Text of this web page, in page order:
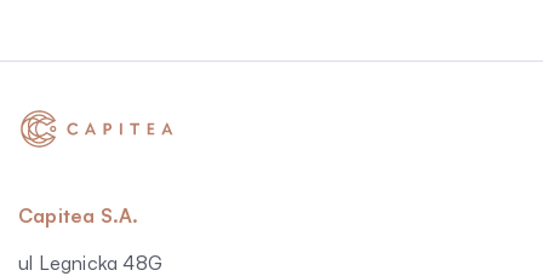
Capitea S.A.
ul Legnicka 48G